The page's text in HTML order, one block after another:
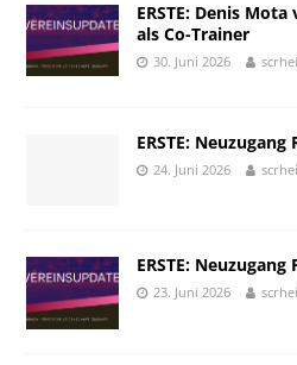
ERSTE: Denis
als Co-Trainer
30. Juni 2026
ERSTE: Neuzugang
24. Juni 2026
ERSTE: Neuzugang
23. Juni 2026